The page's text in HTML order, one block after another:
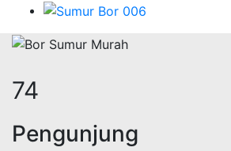
91
Pengunjung